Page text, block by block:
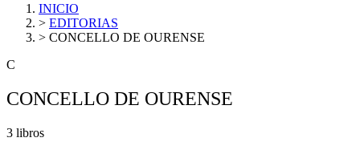
INICIO
> EDITORIAS
> CONCELLO DE OURENSE
C
CONCELLO DE OURENSE
3 libros